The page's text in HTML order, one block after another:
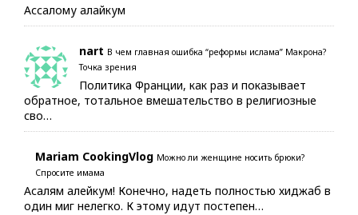
Ассалому алайкум
nart В чем главная ошибка “реформы ислама” Макрона?
Точка зрения
Политика Франции, как раз и показывает
обратное, тотальное вмешательство в религиозные
сво…
Mariam CookingVlog Можно ли женщине носить брюки?
Спросите имама
Асалям алейкум! Конечно, надеть полностью хиджаб в
один миг нелегко. К этому идут постепен…